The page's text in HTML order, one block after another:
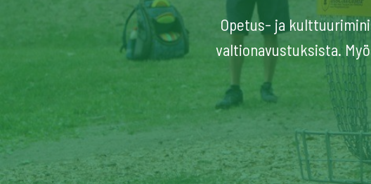
Opetus- ja
valtionavustuksista.